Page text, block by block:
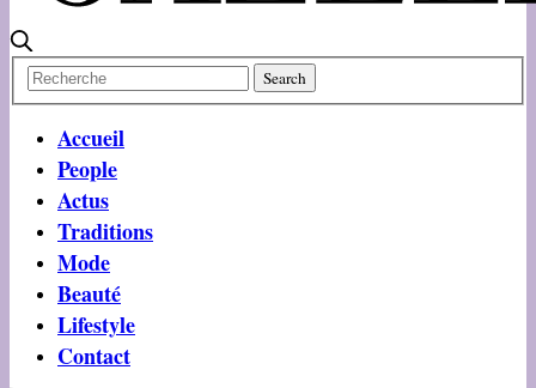
Accueil
People
Actus
Traditions
Mode
Beauté
Lifestyle
Contact